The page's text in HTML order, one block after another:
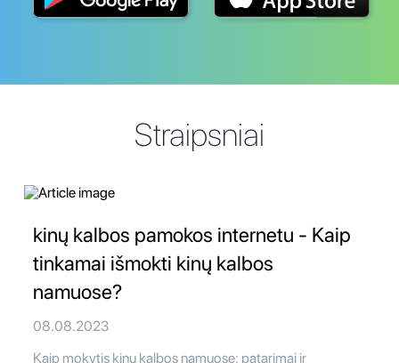
Straipsniai
kinų kalbos pamokos internetu - Kaip
tinkamai išmokti kinų kalbos
namuose?
08.08.2023
Kaip mokytis kinų kalbos namuose: patarimai ir